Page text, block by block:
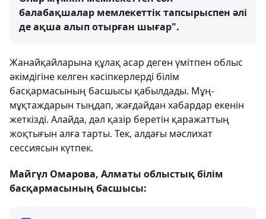
балабақшалар мемлекеттік тапсырыспен әлі
де ақша алып отырған шығар".
Жанайқайларына құлақ асар деген үмітпен облыс
әкімдігіне келген кәсіпкерлерді білім
басқармасының басшысы қабылдады. Мұң-
мұқтаждарын тыңдап, жағдайдан хабардар екенін
жеткізді. Алайда, дәл қазір беретін қаражаттың
жоқтығын алға тарты. Тек, алдағы мәслихат
сессиясын күтпек.
Майгүл Омарова, Алматы облыстық білім
басқармасының басшысы: